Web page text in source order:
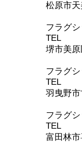
松原市
フラグ
TEL
堺市美
フラグ
TEL
羽曳野
フラグ
TEL
富田林